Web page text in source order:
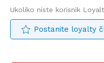
Ukoliko niste korisnik
Postanite loyalty